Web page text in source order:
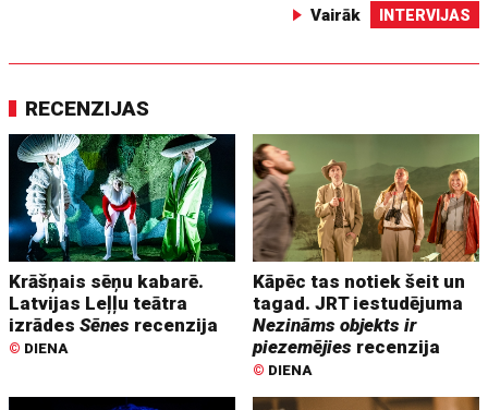
Vairāk INTERVIJAS
RECENZIJAS
Krāšņais sēņu kabarē.
Latvijas Leļļu teātra
izrādesSēnes recenzija
© DIENA
Kāpēc tas notiek šeit un
tagad. JRT iestudējuma
Nezināms objekts ir
piezemējies recenzija
© DIENA